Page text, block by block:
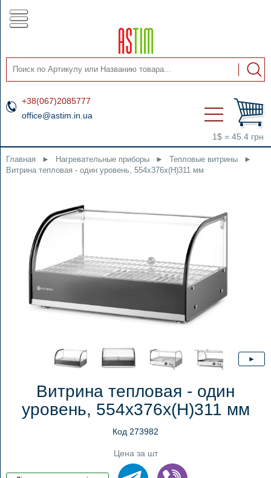
+38(067)2085777
office@astim.in.ua
1$ = 45.4 грн
Главная ► Нагревательные приборы ► Тепловые витрины
►
Витрина тепловая - один уровень, 554x376x(H)311 мм
Витрина тепловая - один
уровень, 554x376x(H)311 мм
Код 273982
Цена за шт